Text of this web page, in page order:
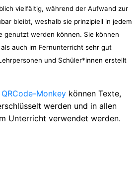
vielfältig, während der Aufwand zur
bleibt, weshalb sie prinzipiell in jedem
genutzt werden können. Sie können
auch im Fernunterricht sehr gut
und Schüler*innen erstellt
QRCode-Monkey können Texte,
werden und in allen
Unterricht verwendet werden.